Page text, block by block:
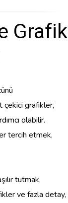
Grafik
çekici grafikler,
olabilir.
tercih etmek,
tutmak,
ve fazla detay,